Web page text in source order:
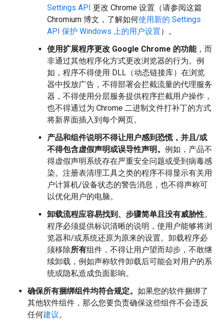
Settings API 更改 Chrome 设置（请参阅这篇
Chromium 博文，了解如何使用新的 Settings
API 保护 Windows 上的用户设置）。
使用扩展程序更改 Google Chrome 的功能，而
非通过其他程序化方式更改浏览器的行为。例
如，程序不得使用 DLL（动态链接库）在浏览
器中投放广告，不得部署会拦截流量的代理服务
器，不得使用分层服务提供程序拦截用户操作，
也不得通过为 Chrome 二进制文件打补丁的方式
将新界面插入到每个网页。
产品和组件说明不得让用户感到恐慌，并且/或
不得包含虚假声明或误导性声明。 例如，产品不
得虚假声明系统存在严重安全问题或受到病毒感
染。注册表清理工具之类的程序不得显示有关用
户计算机/设备状态的警告消息，也不得声称可
以优化用户的电脑。
卸载流程应容易找到、步骤简单且没有威胁性。
程序必须提供标识清晰的说明，使用户能够将浏
览器和/或系统还原为原来的设置。卸载程序必
须移除所有组件，不得让用户望而却步，不敢继
续卸载，例如声称软件卸载后可能会对用户的系
统或隐私造成负面影响。
确保所有捆绑组件均符合规定。 如果您的软件捆绑了
其他软件组件，那么您要负责确保这些组件不会违反
任何建议。